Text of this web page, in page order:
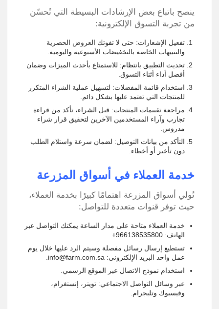
ينصح باتباع بعض الإرشادات البسيطة التي تُحسّن
من تجربة التسوق الإلكترونية:
تفعيل الإشعارات: حتى لا تفوتك العروض الحصرية
والتنبيهات الخاصة بالتخفيضات الأسبوعية واليومية.
تحديث التطبيق بانتظام: للاستمتاع بأحدث الميزات وضمان
أفضل أداء أثناء التسوق.
استخدام قائمة المفضلات: لتسهيل عملية الشراء المتكرر
للمنتجات التي تعتمد عليها بشكل دائم.
مراجعة تقييمات المنتجات: قبل الشراء، تأكد من قراءة
تجارب وآراء المستخدمين الآخرين لتحقيق قرار شراء
مدروس.
التأكد من بيانات التوصيل: لضمان سرعة واستلام الطلب
دون تأخير أو أخطاء.
خدمة العملاء في أسواق المزرعة
تُولي أسواق المزرعة اهتمامًا كبيرًا بخدمة العملاء،
حيث توفر قنوات متعددة للتواصل:
خدمة العملاء متاحة على مدار الساعة يمكنك التواصل عبر
الهاتف: 966138535800+.
تستطيع إرسال رسائل مفصلة وسيتم الرد عليها خلال يوم
عمل واحد البريد الإلكتروني: info@farm.com.sa.
استخدام نموذج الاتصال عبر الموقع الرسمي.
عبر وسائل التواصل الاجتماعي: تويتر، إنستغرام،
وفيسبوك وتلبجرام.